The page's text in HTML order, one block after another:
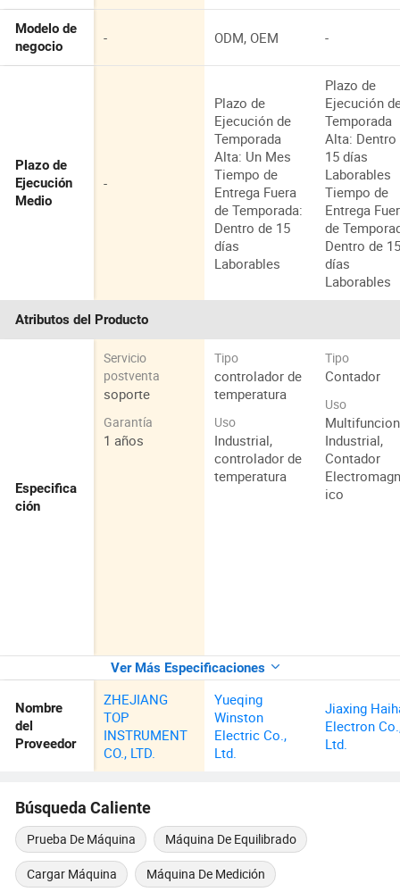
Modelo de
negocio
- ODM, OEM -
Plazo de
Ejecución
Medio
-
Plazo de
Ejecución de
Temporada
Alta: Un Mes
Tiempo de
Entrega Fuera
de Temporada:
Dentro de 15
días
Laborables
Plazo de
Ejecución
Temporada
Alta: Dentro
15 días
Laborables
Tiempo de
Entrega
de
Dentro de
días
Laborables
Atributos del Producto
Especifica
ción
Servicio
postventa
soporte
Garantía
1 años
Tipo
controlador de
temperatura
Uso
Industrial,
controlador de
temperatura
Tipo
Contador
Uso
Industrial,
Contador
ico
Ver Más Especificaciones
Nombre
del
Proveedor
ZHEJIANG
TOP
INSTRUMENT
CO., LTD.
Yueqing
Winston
Electric Co.,
Ltd.
Jiaxing
Electron
Ltd.
Búsqueda Caliente
Prueba De Máquina Máquina De Equilibrado
Cargar Máquina Máquina De Medición